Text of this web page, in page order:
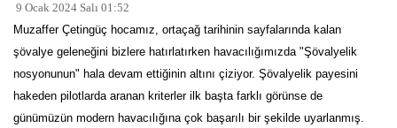
9 Ocak 2024 Salı 01:52
Muzaffer Çetingüç hocamız, ortaçağ tarihinin sayfalarında kalan
şövalye geleneğini bizlere hatırlatırken havacılığımızda "Şövalyelik
nosyonunun" hala devam ettiğinin altını çiziyor. Şövalyelik payesini
hakeden pilotlarda aranan kriterler ilk başta farklı görünse de
günümüzün modern havacılığına çok başarılı bir şekilde uyarlanmış.